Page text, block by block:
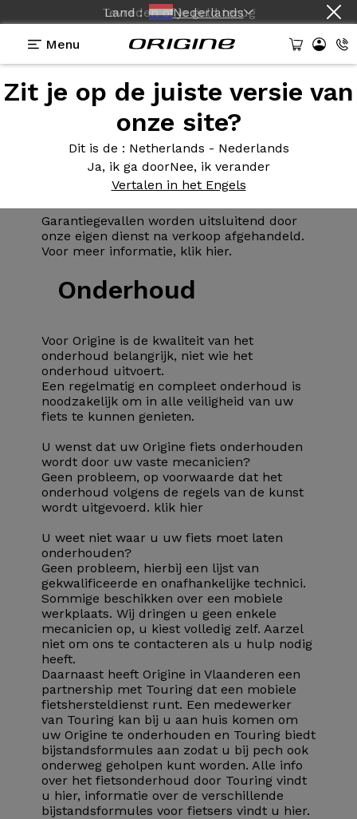
Tevreden of je geld terug
Land : Nederlands
Menu
Zit je op de juiste versie van
onze site?
Dit is de : Netherlands - Nederlands
Ja, ik ga doorNee, ik verander
Vertalen in het Engels
Onderhoud vanuw
Garantie
Garantiegevallen worden uitsluitend door
onze eigen dienst na verkoop afgehandeld.
Voor meer informatie, klik hier.
Onderhoud
Voor Origine is de kwaliteit van het
onderhoud belangrijk, niet wie het
onderhoud uitvoert.
Een regelmatig en compleet onderhoud is
noodzakelijk om in alle veiligheid van uw
fiets te kunnen genieten.
U wenst dat uw Origine fiets onderhouden
wordt door uw vaste mecanicien?
Geen probleem, op voorwaarde dat het
onderhoud volgens de regels van de kunst
wordt uitgevoerd. klik hier
U weet niet waar u uw fiets moet laten
onderhouden?
Geen probleem, hierbij een lijst van
gekwalificeerde en onafhankelijke technici.
Sommige beschikken over een mobiele
werkplaats. Wij dringen u geen enkele
mecanicien op, u kiest volledig zelf. Aarzel
niet om ons te contacteren als u hulp nodig
heeft.
Daarnaast heeft Origine in Vlaanderen een
partnership met Touring dat een mobiele
fietshersteldienst runt. Een medewerker
van Touring kan bij u aan huis komen om
uw Origine te onderhouden en Touring biedt
bijstandsformules aan zodat u bij pech ook
onderweg geholpen kunt worden. Alle info
over het fietsonderhoud door Touring vindt
u hier, informatie over de verschillende
bijstandsformules voor fietsers vindt u hier.